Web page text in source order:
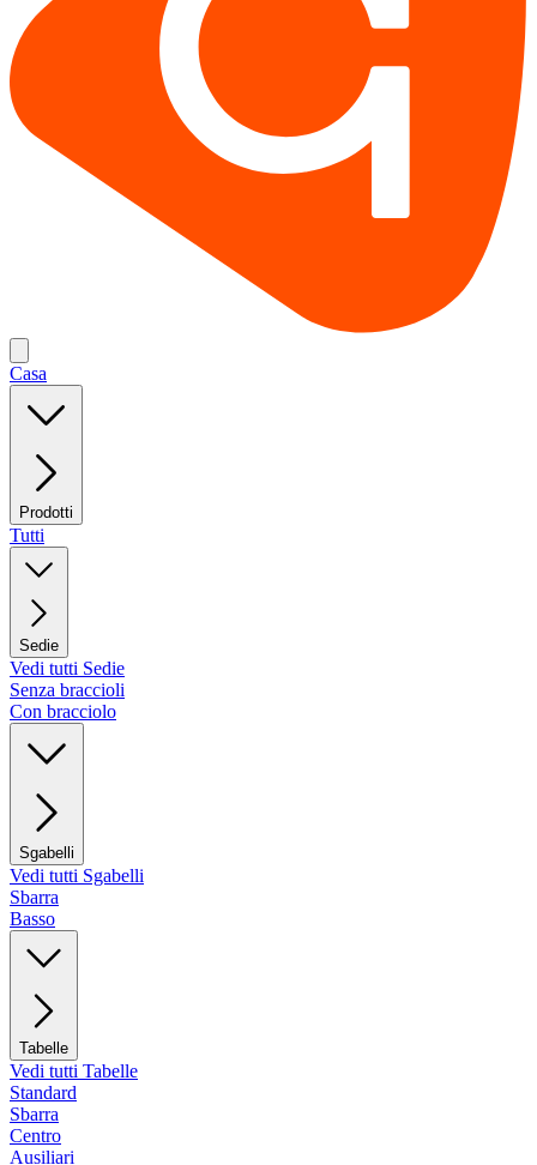
Casa
Prodotti
Tutti
Sedie
Vedi tutti Sedie
Senza braccioli
Con bracciolo
Sgabelli
Vedi tutti Sgabelli
Sbarra
Basso
Tabelle
Vedi tutti Tabelle
Standard
Sbarra
Centro
Ausiliari